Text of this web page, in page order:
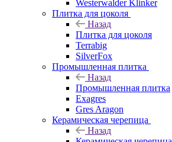
Westerwalder Klinker
Плитка для цоколя
Назад
Плитка для цоколя
Terrabig
SilverFox
Промышленная плитка
Назад
Промышленная плитка
Exagres
Gres Aragon
Керамическая черепица
Назад